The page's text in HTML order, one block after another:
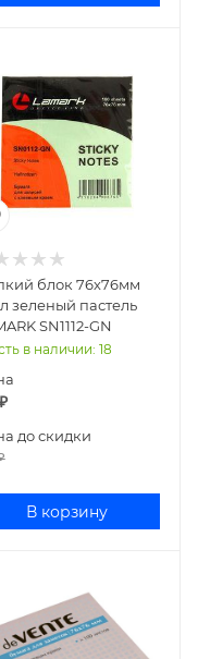
блок 76х76мм
зеленый пастель
SN1112-GN
в наличии: 18
до скидки
В корзину